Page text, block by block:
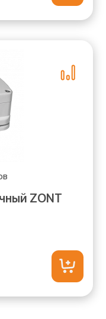
ZONT